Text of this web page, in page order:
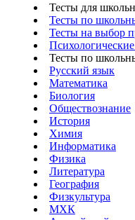
Тесты для
Тесты по
Тесты на выбор
Тесты по
Русский язык
Математика
Биология
Обществознание
История
Химия
Информатика
Физика
Литература
География
Физкультура
МХК